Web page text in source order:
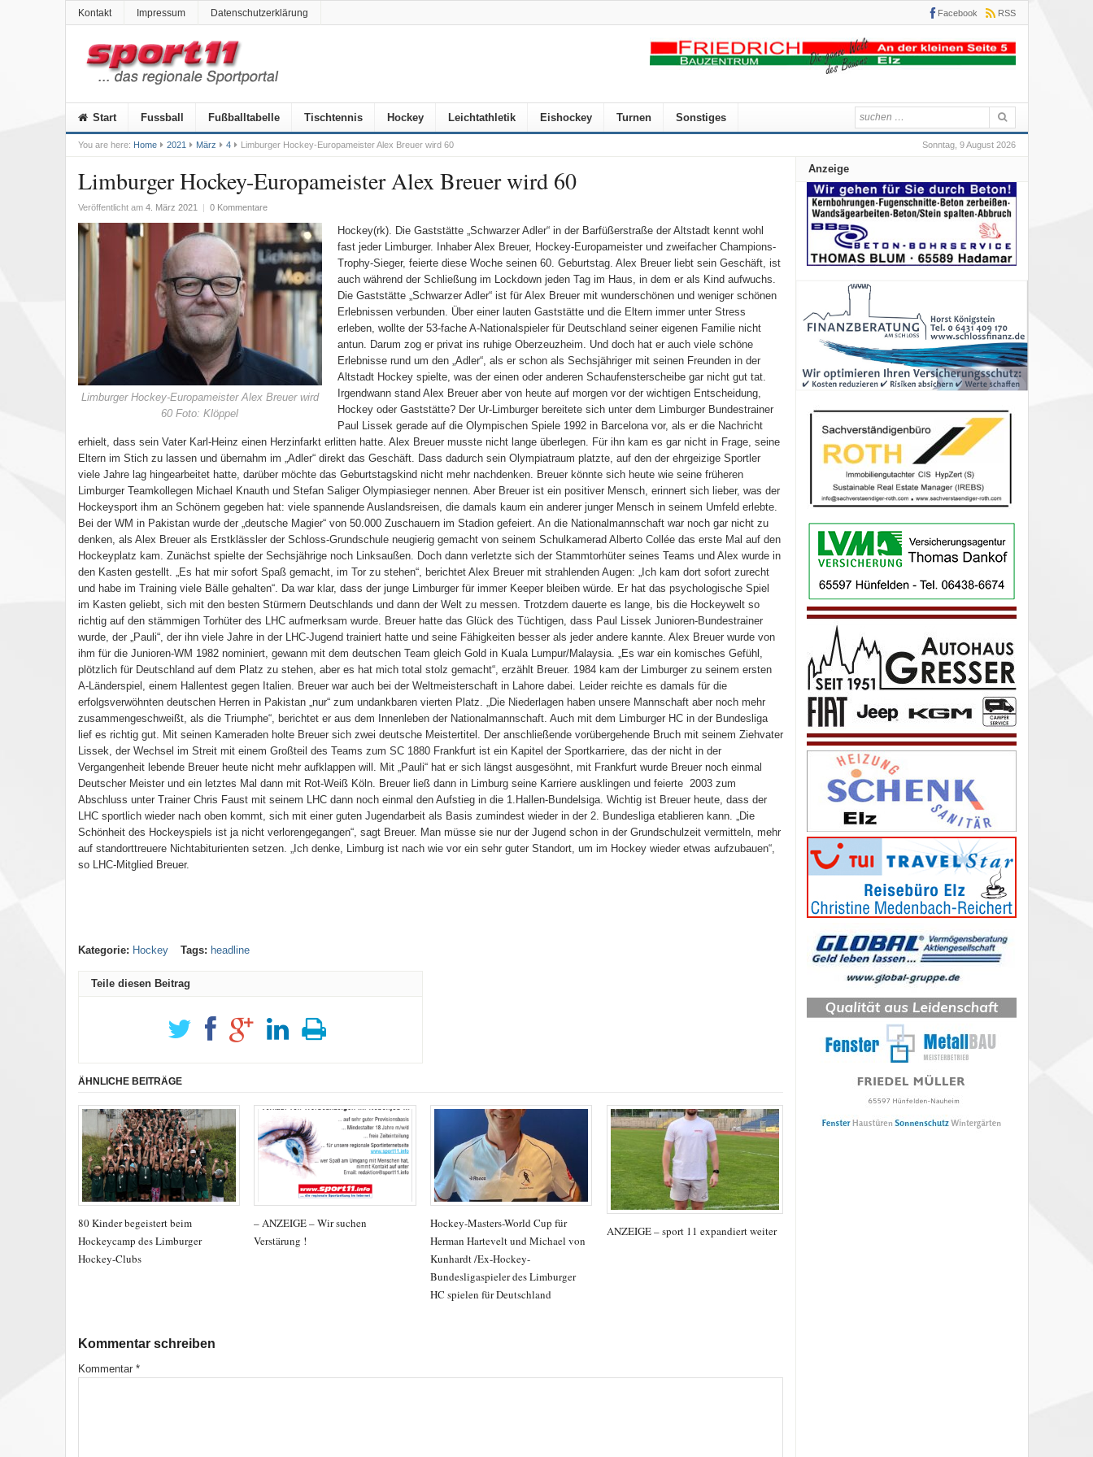
Kontakt Impressum Datenschutzerklärung Facebook RSS
Start Fussball Fußballtabelle Tischtennis Hockey Leichtathletik Eishockey Turnen Sonstiges
Sonntag, 9 August 2026
You are here: Home 2021 März 4 Limburger Hockey-Europameister Alex Breuer wird 60
Limburger Hockey-Europameister Alex Breuer wird 60
Veröffentlicht am 4. März 2021 | 0 Kommentare
Limburger Hockey-Europameister Alex Breuer wird
60 Foto: Klöppel
Hockey(rk). Die Gaststätte „Schwarzer Adler“ in der Barfüßerstraße der Altstadt kennt wohl
fast jeder Limburger. Inhaber Alex Breuer, Hockey-Europameister und zweifacher Champions-
Trophy-Sieger, feierte diese Woche seinen 60. Geburtstag. Alex Breuer liebt sein Geschäft, ist
auch während der Schließung im Lockdown jeden Tag im Haus, in dem er als Kind aufwuchs.
Die Gaststätte „Schwarzer Adler“ ist für Alex Breuer mit wunderschönen und weniger schönen
Erlebnissen verbunden. Über einer lauten Gaststätte und die Eltern immer unter Stress
erleben, wollte der 53-fache A-Nationalspieler für Deutschland seiner eigenen Familie nicht
antun. Darum zog er privat ins ruhige Oberzeuzheim. Und doch hat er auch viele schöne
Erlebnisse rund um den „Adler“, als er schon als Sechsjähriger mit seinen Freunden in der
Altstadt Hockey spielte, was der einen oder anderen Schaufensterscheibe gar nicht gut tat.
Irgendwann stand Alex Breuer aber von heute auf morgen vor der wichtigen Entscheidung,
Hockey oder Gaststätte? Der Ur-Limburger bereitete sich unter dem Limburger Bundestrainer
Paul Lissek gerade auf die Olympischen Spiele 1992 in Barcelona vor, als er die Nachricht
erhielt, dass sein Vater Karl-Heinz einen Herzinfarkt erlitten hatte. Alex Breuer musste nicht lange überlegen. Für ihn kam es gar nicht in Frage, seine
Eltern im Stich zu lassen und übernahm im „Adler“ direkt das Geschäft. Dass dadurch sein Olympiatraum platzte, auf den der ehrgeizige Sportler
viele Jahre lag hingearbeitet hatte, darüber möchte das Geburtstagskind nicht mehr nachdenken. Breuer könnte sich heute wie seine früheren
Limburger Teamkollegen Michael Knauth und Stefan Saliger Olympiasieger nennen. Aber Breuer ist ein positiver Mensch, erinnert sich lieber, was der
Hockeysport ihm an Schönem gegeben hat: viele spannende Auslandsreisen, die damals kaum ein anderer junger Mensch in seinem Umfeld erlebte.
Bei der WM in Pakistan wurde der „deutsche Magier“ von 50.000 Zuschauern im Stadion gefeiert. An die Nationalmannschaft war noch gar nicht zu
denken, als Alex Breuer als Erstklässler der Schloss-Grundschule neugierig gemacht von seinem Schulkamerad Alberto Collée das erste Mal auf den
Hockeyplatz kam. Zunächst spielte der Sechsjährige noch Linksaußen. Doch dann verletzte sich der Stammtorhüter seines Teams und Alex wurde in
den Kasten gestellt. „Es hat mir sofort Spaß gemacht, im Tor zu stehen“, berichtet Alex Breuer mit strahlenden Augen: „Ich kam dort sofort zurecht
und habe im Training viele Bälle gehalten“. Da war klar, dass der junge Limburger für immer Keeper bleiben würde. Er hat das psychologische Spiel
im Kasten geliebt, sich mit den besten Stürmern Deutschlands und dann der Welt zu messen. Trotzdem dauerte es lange, bis die Hockeywelt so
richtig auf den stämmigen Torhüter des LHC aufmerksam wurde. Breuer hatte das Glück des Tüchtigen, dass Paul Lissek Junioren-Bundestrainer
wurde, der „Pauli“, der ihn viele Jahre in der LHC-Jugend trainiert hatte und seine Fähigkeiten besser als jeder andere kannte. Alex Breuer wurde von
ihm für die Junioren-WM 1982 nominiert, gewann mit dem deutschen Team gleich Gold in Kuala Lumpur/Malaysia. „Es war ein komisches Gefühl,
plötzlich für Deutschland auf dem Platz zu stehen, aber es hat mich total stolz gemacht“, erzählt Breuer. 1984 kam der Limburger zu seinem ersten
A-Länderspiel, einem Hallentest gegen Italien. Breuer war auch bei der Weltmeisterschaft in Lahore dabei. Leider reichte es damals für die
erfolgsverwöhnten deutschen Herren in Pakistan „nur“ zum undankbaren vierten Platz. „Die Niederlagen haben unsere Mannschaft aber noch mehr
zusammengeschweißt, als die Triumphe“, berichtet er aus dem Innenleben der Nationalmannschaft. Auch mit dem Limburger HC in der Bundesliga
lief es richtig gut. Mit seinen Kameraden holte Breuer sich zwei deutsche Meistertitel. Der anschließende vorübergehende Bruch mit seinem Ziehvater
Lissek, der Wechsel im Streit mit einem Großteil des Teams zum SC 1880 Frankfurt ist ein Kapitel der Sportkarriere, das der nicht in der
Vergangenheit lebende Breuer heute nicht mehr aufklappen will. Mit „Pauli“ hat er sich längst ausgesöhnt, mit Frankfurt wurde Breuer noch einmal
Deutscher Meister und ein letztes Mal dann mit Rot-Weiß Köln. Breuer ließ dann in Limburg seine Karriere ausklingen und feierte 2003 zum
Abschluss unter Trainer Chris Faust mit seinem LHC dann noch einmal den Aufstieg in die 1.Hallen-Bundelsiga. Wichtig ist Breuer heute, dass der
LHC sportlich wieder nach oben kommt, sich mit einer guten Jugendarbeit als Basis zumindest wieder in der 2. Bundesliga etablieren kann. „Die
Schönheit des Hockeyspiels ist ja nicht verlorengegangen“, sagt Breuer. Man müsse sie nur der Jugend schon in der Grundschulzeit vermitteln, mehr
auf standorttreuere Nichtabiturienten setzen. „Ich denke, Limburg ist nach wie vor ein sehr guter Standort, um im Hockey wieder etwas aufzubauen“,
so LHC-Mitglied Breuer.
Kategorie: Hockey Tags: headline
Teile diesen Beitrag
ÄHNLICHE BEITRÄGE
80 Kinder begeistert beim
Hockeycamp des Limburger
Hockey-Clubs
– ANZEIGE – Wir suchen
Verstärung !
Hockey-Masters-World Cup für
Herman Hartevelt und Michael von
Kunhardt /Ex-Hockey-
Bundesligaspieler des Limburger
HC spielen für Deutschland
ANZEIGE – sport 11 expandiert weiter
Kommentar schreiben
Kommentar *
Anzeige